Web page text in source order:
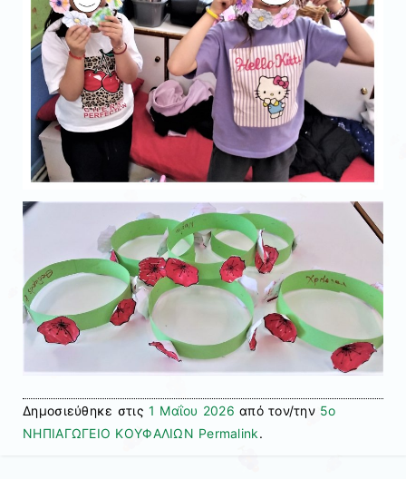
Δημοσιεύθηκε στις 1 Μαΐου 2026 από τον/την 5ο
ΝΗΠΙΑΓΩΓΕΙΟ ΚΟΥΦΑΛΙΩΝ Permalink.